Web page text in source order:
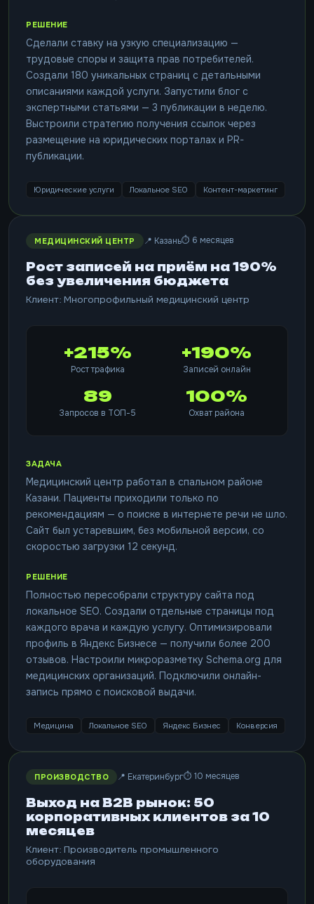
РЕШЕНИЕ
Сделали ставку на узкую специализацию —
трудовые споры и защита прав потребителей.
Создали 180 уникальных страниц с детальными
описаниями каждой услуги. Запустили блог с
экспертными статьями — 3 публикации в неделю.
Выстроили стратегию получения ссылок через
размещение на юридических порталах и PR-
публикации.
Юридические услуги Локальное SEO Контент-маркетинг
МЕДИЦИНСКИЙ ЦЕНТР 📍 Казань⏱ 6 месяцев
Рост записей на приём на 190%
без увеличения бюджета
Клиент: Многопрофильный медицинский центр
+215%
Рост трафика
+190%
Записей онлайн
89
Запросов в ТОП-5
100%
Охват района
ЗАДАЧА
Медицинский центр работал в спальном районе
Казани. Пациенты приходили только по
рекомендациям — о поиске в интернете речи не шло.
Сайт был устаревшим, без мобильной версии, со
скоростью загрузки 12 секунд.
РЕШЕНИЕ
Полностью пересобрали структуру сайта под
локальное SEO. Создали отдельные страницы под
каждого врача и каждую услугу. Оптимизировали
профиль в Яндекс Бизнесе — получили более 200
отзывов. Настроили микроразметку Schema.org для
медицинских организаций. Подключили онлайн-
запись прямо с поисковой выдачи.
Медицина Локальное SEO Яндекс Бизнес Конверсия
ПРОИЗВОДСТВО 📍 Екатеринбург⏱ 10 месяцев
Выход на B2B рынок: 50
корпоративных клиентов за 10
месяцев
Клиент: Производитель промышленного
оборудования